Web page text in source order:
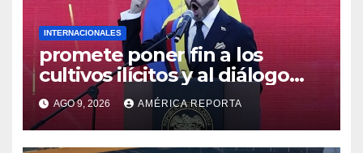
INTERNACIONALES
promete poner fin a los
cultivos ilícitos y al diálogo
con grupos armados
AGO 9, 2026 AMÉRICA REPORTA